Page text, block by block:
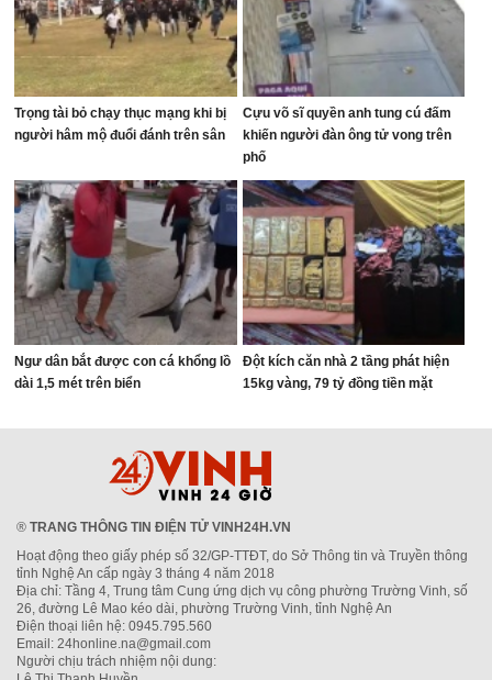
Trọng tài bỏ chạy thục mạng khi bị
người hâm mộ đuổi đánh trên sân
Cựu võ sĩ quyền anh tung cú đấm
khiến người đàn ông tử vong trên
phố
Ngư dân bắt được con cá khổng lồ
dài 1,5 mét trên biển
Đột kích căn nhà 2 tầng phát hiện
15kg vàng, 79 tỷ đồng tiền mặt
® TRANG THÔNG TIN ĐIỆN TỬ VINH24H.VN
Hoạt động theo giấy phép số 32/GP-TTĐT, do Sở Thông tin và Truyền thông
tỉnh Nghệ An cấp ngày 3 tháng 4 năm 2018
Địa chỉ: Tầng 4, Trung tâm Cung ứng dịch vụ công phường Trường Vinh, số
26, đường Lê Mao kéo dài, phường Trường Vinh, tỉnh Nghệ An
Điện thoại liên hệ: 0945.795.560
Email: 24honline.na@gmail.com
Người chịu trách nhiệm nội dung: